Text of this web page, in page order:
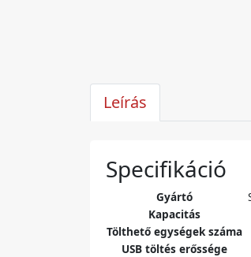
Leírás
Specifikáció
Gyártó
Kapacitás
Tölthető egységek száma
USB töltés erőssége